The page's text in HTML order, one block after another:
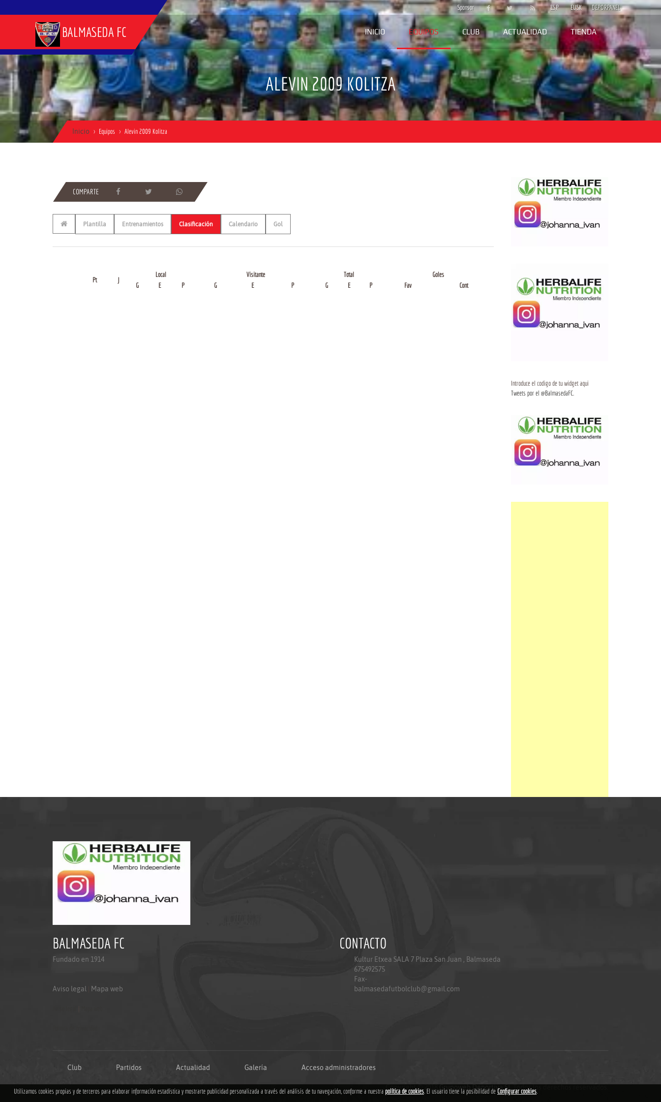
Sponsor ESP EUSK DEPORPANEL
BALMASEDA FC INICIO EQUIPOS CLUB ACTUALIDAD TIENDA
ALEVIN 2009 KOLITZA
Inicio Equipos Alevin 2009 Kolitza
COMPARTE
Plantilla Entrenamientos Clasificación Calendario Gol
Pt J
Local Visitante Total
Goles
G
E P G E P G E P Fav Cont
Introduce el codigo de tu widget aqui
Tweets por el @BalmasedaFC.
BALMASEDA FC
Fundado en 1914
Aviso legal Mapa web
CONTACTO
Kultur Etxea SALA 7 Plaza San Juan , Balmaseda
675492575
Fax-
balmasedafutbolclub@gmail.com
Club Partidos Actualidad Galería Acceso administradores
Copyright © 2018 Grupoweb Deportiva SL .Todos los derechos reservados.
Utilizamos cookies propias y de terceros para elaborar información estadística y mostrarte publicidad personalizada a través del análisis de tu navegación, conforme a nuestra política de cookies. El usuario tiene la posibilidad de Configurar cookies.